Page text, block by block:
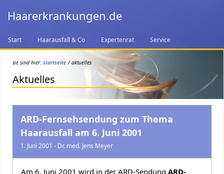
Haarerkrankungen.de
Start Haarausfall & Co Expertenrat Service
sie sind hier: startseite/ aktuelles
Aktuelles
ARD-Fernsehsendung zum Thema
Haarausfall am 6. Juni 2001
1. Juni 2001 - Dr. med. Jens Meyer
Am 6. Juni 2001 wird in der ARD-Sendung ARD-